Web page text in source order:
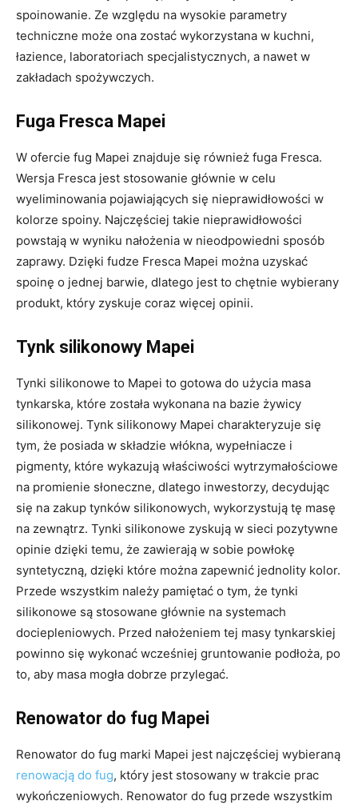
spoinowanie. Ze względu na wysokie parametry
techniczne może ona zostać wykorzystana w kuchni,
łazience, laboratoriach specjalistycznych, a nawet w
zakładach spożywczych.
Fuga Fresca Mapei
W ofercie fug Mapei znajduje się również fuga Fresca.
Wersja Fresca jest stosowanie głównie w celu
wyeliminowania pojawiających się nieprawidłowości w
kolorze spoiny. Najczęściej takie nieprawidłowości
powstają w wyniku nałożenia w nieodpowiedni sposób
zaprawy. Dzięki fudze Fresca Mapei można uzyskać
spoinę o jednej barwie, dlatego jest to chętnie wybierany
produkt, który zyskuje coraz więcej opinii.
Tynk silikonowy Mapei
Tynki silikonowe to Mapei to gotowa do użycia masa
tynkarska, które została wykonana na bazie żywicy
silikonowej. Tynk silikonowy Mapei charakteryzuje się
tym, że posiada w składzie włókna, wypełniacze i
pigmenty, które wykazują właściwości wytrzymałościowe
na promienie słoneczne, dlatego inwestorzy, decydując
się na zakup tynków silikonowych, wykorzystują tę masę
na zewnątrz. Tynki silikonowe zyskują w sieci pozytywne
opinie dzięki temu, że zawierają w sobie powłokę
syntetyczną, dzięki które można zapewnić jednolity kolor.
Przede wszystkim należy pamiętać o tym, że tynki
silikonowe są stosowane głównie na systemach
dociepleniowych. Przed nałożeniem tej masy tynkarskiej
powinno się wykonać wcześniej gruntowanie podłoża, po
to, aby masa mogła dobrze przylegać.
Renowator do fug Mapei
Renowator do fug marki Mapei jest najczęściej wybieraną
renowacją do fug, który jest stosowany w trakcie prac
wykończeniowych. Renowator do fug przede wszystkim